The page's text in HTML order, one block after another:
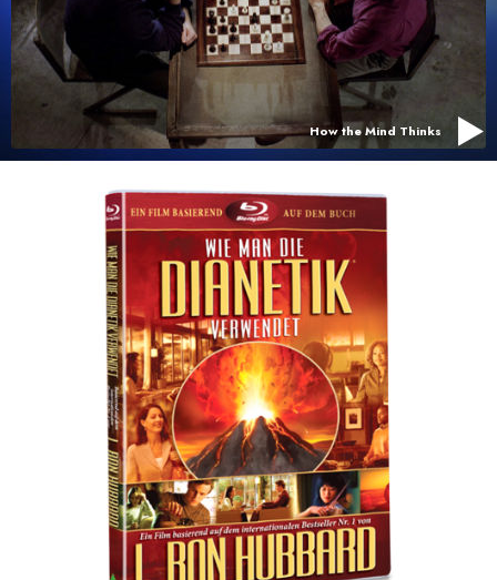
How the Mind Thinks